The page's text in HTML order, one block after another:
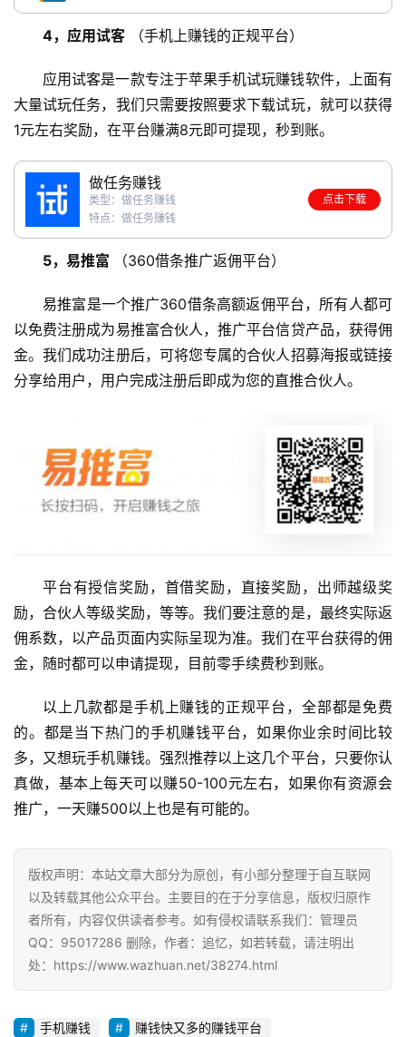
页
赚
简
评
登录 注册
4，应用试客 （手机上赚钱的正规平台）
应用试客是一款专注于苹果手机试玩赚钱软件，上面有
大量试玩任务，我们只需要按照要求下载试玩，就可以获得
1元左右奖励，在平台赚满8元即可提现，秒到账。
做任务赚钱
类型：做任务赚钱
特点：做任务赚钱
点击下载
5，易推富 （360借条推广返佣平台）
易推富是一个推广360借条高额返佣平台，所有人都可
以免费注册成为易推富合伙人，推广平台信贷产品，获得佣
金。我们成功注册后，可将您专属的合伙人招募海报或链接
分享给用户，用户完成注册后即成为您的直推合伙人。
平台有授信奖励，首借奖励，直接奖励，出师越级奖
励，合伙人等级奖励，等等。我们要注意的是，最终实际返
佣系数，以产品页面内实际呈现为准。我们在平台获得的佣
金，随时都可以申请提现，目前零手续费秒到账。
以上几款都是手机上赚钱的正规平台，全部都是免费
的。都是当下热门的手机赚钱平台，如果你业余时间比较
多，又想玩手机赚钱。强烈推荐以上这几个平台，只要你认
真做，基本上每天可以赚50-100元左右，如果你有资源会
推广，一天赚500以上也是有可能的。
版权声明：本站文章大部分为原创，有小部分整理于自互联网
以及转载其他公众平台。主要目的在于分享信息，版权归原作
者所有，内容仅供读者参考。如有侵权请联系我们：管理员
QQ：95017286 删除，作者：追忆，如若转载，请注明出
处：https://www.wazhuan.net/38274.html
手机赚钱 赚钱快又多的赚钱平台